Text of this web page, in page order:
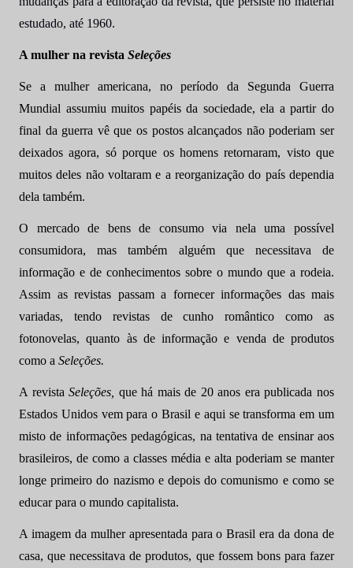
estudado, até 1960.
A mulher na revista Seleções
Se a mulher americana, no período da Segunda Guerra
Mundial assumiu muitos papéis da sociedade, ela a partir do
final da guerra vê que os postos alcançados não poderiam ser
deixados agora, só porque os homens retornaram, visto que
muitos deles não voltaram e a reorganização do país dependia
dela também.
O mercado de bens de consumo via nela uma possível
consumidora, mas também alguém que necessitava de
informação e de conhecimentos sobre o mundo que a rodeia.
Assim as revistas passam a fornecer informações das mais
variadas, tendo revistas de cunho romântico como as
fotonovelas, quanto às de informação e venda de produtos
como a Seleções.
A revistaSeleções, que há mais de 20 anos era publicada nos
Estados Unidos vem para o Brasil e aqui se transforma em um
misto de informações pedagógicas, na tentativa de ensinar aos
brasileiros, de como a classes média e alta poderiam se manter
longe primeiro do nazismo e depois do comunismo e como se
educar para o mundo capitalista.
A imagem da mulher apresentada para o Brasil era da dona de
casa, que necessitava de produtos, que fossem bons para fazer